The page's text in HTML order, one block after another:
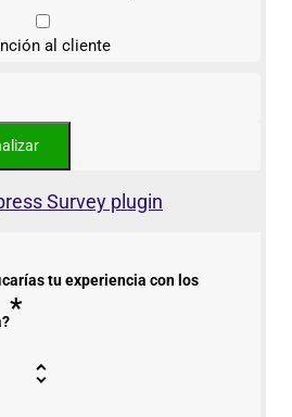
al cliente
Survey plugin
tu experiencia con los
*